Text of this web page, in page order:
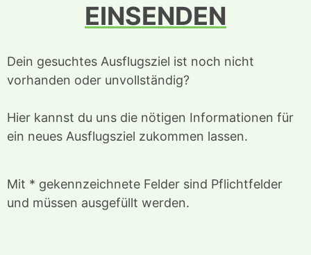
EINSENDEN
Dein gesuchtes Ausflugsziel ist noch nicht
vorhanden oder unvollständig?
Hier kannst du uns die nötigen Informationen für
ein neues Ausflugsziel zukommen lassen.
Mit * gekennzeichnete Felder sind Pflichtfelder
und müssen ausgefüllt werden.